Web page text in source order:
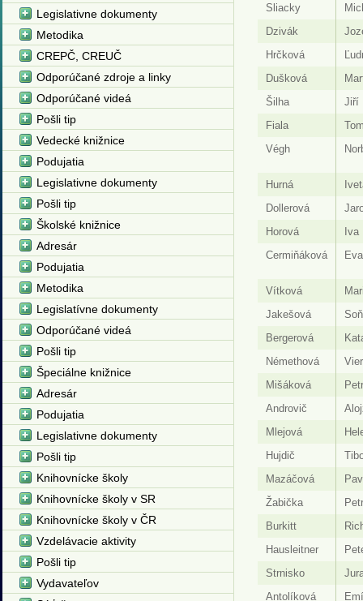
Sliacky
Dzivák
Hrčková
Dušková
Šilha
Jiří
Fiala
Végh
Hurná
Dollerová
Horová
Iva
Cermiňáková
Eva
Vítková
Jakešová
Bergerová
Némethová
Mišáková
Androvič
Mlejová
Hujdič
Mazáčová
Žabička
Petr
Burkitt
Hausleitner
Strnisko
Antolíková
Legislativne dokumenty
Metodika
CREPČ, CREUČ
Odporúčané zdroje a linky
Odporúčané videá
Pošli tip
Vedecké knižnice
Podujatia
Legislativne dokumenty
Pošli tip
Školské knižnice
Adresár
Podujatia
Metodika
Legislatívne dokumenty
Odporúčané videá
Pošli tip
Špeciálne knižnice
Adresár
Podujatia
Legislativne dokumenty
Pošli tip
Knihovnícke školy
Knihovnícke školy v SR
Knihovnícke školy v ČR
Vzdelávacie aktivity
Pošli tip
Vydavateľov